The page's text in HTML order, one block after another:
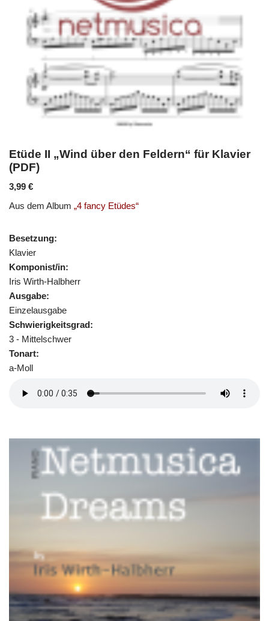
Etüde II „Wind über den Feldern“ für Klavier
(PDF)
3,99 €
Aus dem Album „4 fancy Etüdes“
Besetzung:
Klavier
Komponist/in:
Iris Wirth-Halbherr
Ausgabe:
Einzelausgabe
Schwierigkeitsgrad:
3 - Mittelschwer
Tonart:
a-Moll